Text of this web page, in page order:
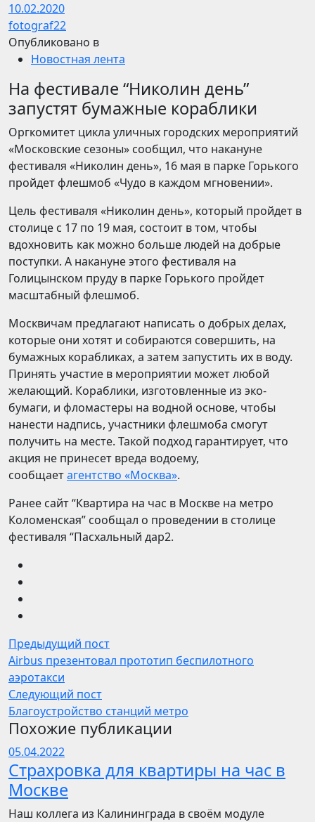
10.02.2020
fotograf22
Опубликовано в
Новостная лента
На фестивале “Николин день”
запустят бумажные кораблики
Оргкомитет цикла уличных городских мероприятий
«Московские сезоны» сообщил, что накануне
фестиваля «Николин день», 16 мая в парке Горького
пройдет флешмоб «Чудо в каждом мгновении».
Цель фестиваля «Николин день», который пройдет в
столице с 17 по 19 мая, состоит в том, чтобы
вдохновить как можно больше людей на добрые
поступки. А накануне этого фестиваля на
Голицынском пруду в парке Горького пройдет
масштабный флешмоб.
Москвичам предлагают написать о добрых делах,
которые они хотят и собираются совершить, на
бумажных корабликах, а затем запустить их в воду.
Принять участие в мероприятии может любой
желающий. Кораблики, изготовленные из эко-
бумаги, и фломастеры на водной основе, чтобы
нанести надпись, участники флешмоба смогут
получить на месте. Такой подход гарантирует, что
акция не принесет вреда водоему,
сообщаетагентство «Москва».
Ранее сайт “Квартира на час в Москве на метро
Коломенская” сообщал о проведении в столице
фестиваля “Пасхальный дар2.
Предыдущий пост
Airbus презентовал прототип беспилотного
аэротакси
Следующий пост
Благоустройство станций метро
Похожие публикации
05.04.2022
Страхровка для квартиры на час в
Москве
Наш коллега из Калининграда в своём модуле